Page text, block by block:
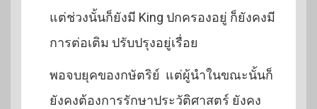
แต่ช่วงนั้นก็ยังมี King ปกครองอยู่ ก็ยังคงมี
การต่อเติม ปรับปรุงอยู่เรื่อย
พอจบยุคของกษัตริย์ แต่ผู้นำในขณะนั้นก็
ยังคงต้องการรักษาประวัติศาสตร์ ยังคง